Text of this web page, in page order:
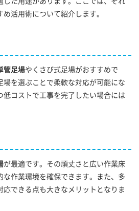
活用術について紹介します。
管足場やくさび式足場がおすすめで
場を選ぶことで柔軟な対応が可能にな
低コストで工事を完了したい場合には
が最適です。その頑丈さと広い作業床
な作業環境を確保できます。また、多
応できる点も大きなメリットとなりま